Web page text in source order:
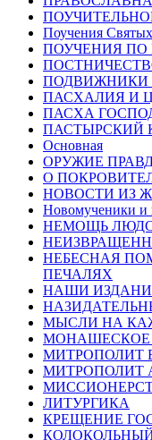
Поучения
ПОУЧЕНИЯ ПО
ПОДВИЖНИКИ
ПАСХАЛИЯ И
ПАСХА
ПАСТЫРСКИЙ
Основная
ОРУЖИЕ
О
НОВОСТИ ИЗ
Новомученики и
НЕМОЩЬ
НЕБЕСНАЯ
ПЕЧАЛЯХ
НАШИ
МЫСЛИ НА
МОНАШЕСКОЕ
МИТРОПОЛИТ
МИТРОПОЛИТ
ЛИТУРГИКА
КРЕЩЕНИЕ